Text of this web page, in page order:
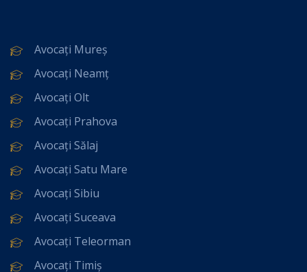
Avocați Mureș
Avocați Neamț
Avocați Olt
Avocați Prahova
Avocați Sălaj
Avocați Satu Mare
Avocați Sibiu
Avocați Suceava
Avocați Teleorman
Avocați Timiș